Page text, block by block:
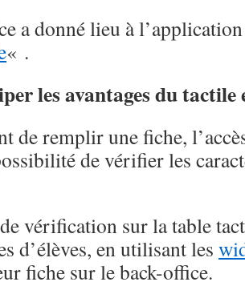
a donné lieu à
« .
les avantages du
de remplir une fiche,
de vérifier les
vérification sur la table
d’élèves, en utilisant les
fiche sur le back-office.